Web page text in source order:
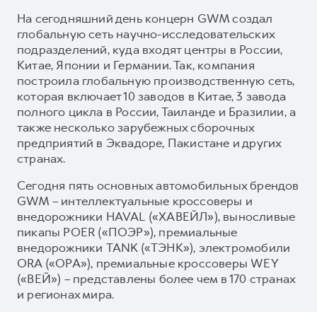
На сегодняшний день концерн GWM создал
глобальную сеть научно-исследовательских
подразделений, куда входят центры в России,
Китае, Японии и Германии. Так, компания
построила глобальную производственную сеть,
которая включает 10 заводов в Китае, 3 завода
полного цикла в России, Таиланде и Бразилии, а
также несколько зарубежных сборочных
предприятий в Эквадоре, Пакистане и других
странах.
Сегодня пять основных автомобильных брендов
GWM – интеллектуальные кроссоверы и
внедорожники HAVAL («ХАВЕЙЛ»), выносливые
пикапы POER («ПОЭР»), премиальные
внедорожники TANK («ТЭНК»), электромобили
ORA («ОРА»), премиальные кроссоверы WEY
(«ВЕЙ») – представлены более чем в 170 странах
и регионах мира.